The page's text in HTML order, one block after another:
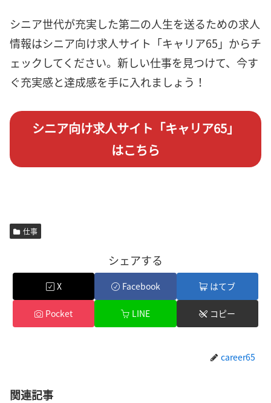
シニア世代が充実した第二の人生を送るための求人
情報はシニア向け求人サイト「キャリア65」からチ
ェックしてください。新しい仕事を見つけて、今す
ぐ充実感と達成感を手に入れましょう！
シニア向け求人サイト「キャリア65」
はこちら
仕事
シェアする
X Facebook はてブ
Pocket LINE コピー
career65
関連記事